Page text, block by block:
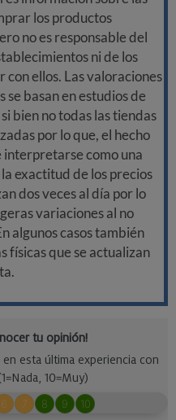
los productos
no es responsable del
ni de los
ellos. Las valoraciones
basan en estudios de
bien no todas las tiendas
por lo que, el hecho
interpretarse como una
exactitud de los precios
dos veces al día por lo
variaciones al no
algunos casos también
físicas que se actualizan